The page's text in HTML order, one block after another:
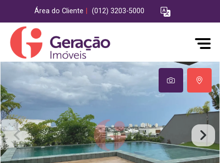
Área do Cliente (012) 3203-5000